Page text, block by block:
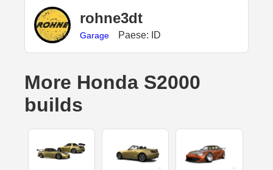
rohne3dt
Garage Paese: ID
More Honda S2000
builds